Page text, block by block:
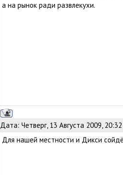
а на рынок ради развлекухи.
Дата: Четверг, 13 Августа 2009,
Для нашей местности и Дикси